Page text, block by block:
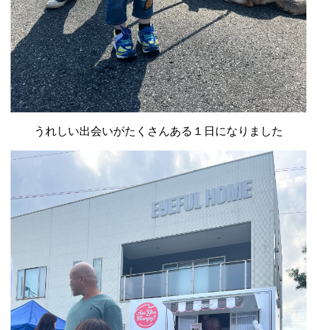
うれしい出会いがたくさんある１日になりました